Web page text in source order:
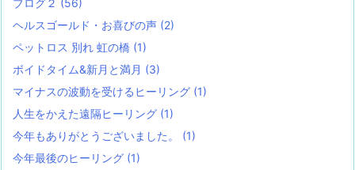
ヘルスゴールド・お喜びの声 (2)
ペットロス 別れ 虹の橋 (1)
ボイドタイム&新月と満月 (3)
マイナスの波動を受けるヒーリング (1)
人生をかえた遠隔ヒーリング (1)
今年もありがとうございました。 (1)
今年最後のヒーリング (1)